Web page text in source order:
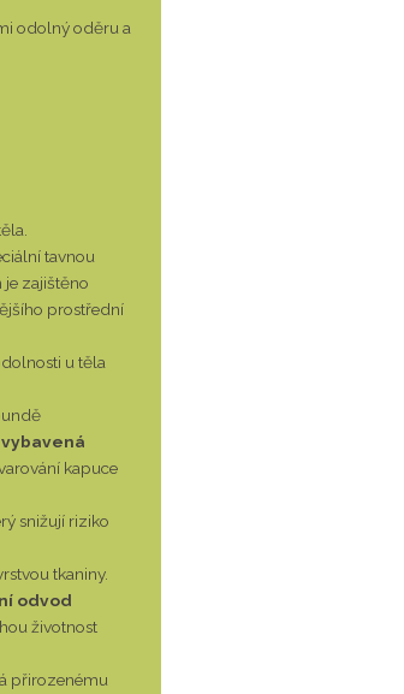
odolný oděru a
tavnou
zajištěno
prostřední
u těla
kapuce
snižují riziko
tkaniny.
odvod
životnost
přirozenému